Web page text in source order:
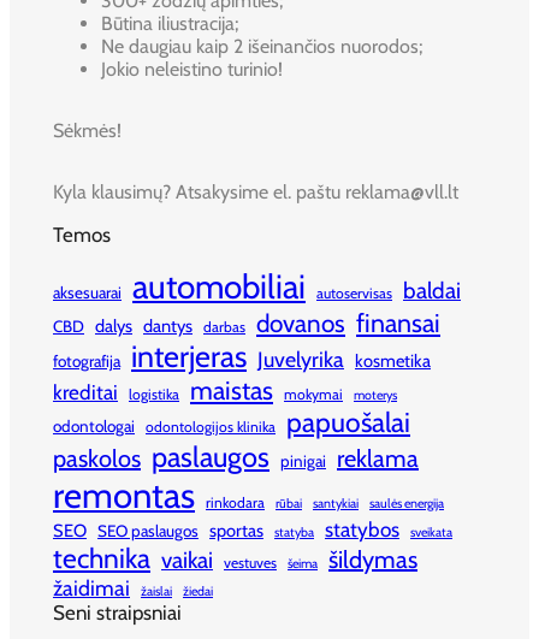
Būtina iliustracija;
Ne daugiau kaip 2 išeinančios nuorodos;
Jokio neleistino turinio!
Sėkmės!
Kyla klausimų? Atsakysime el. paštu reklama@vll.lt
Temos
aksesuarai automobiliai autoservisas baldai
CBD dalys dantys darbas dovanos finansai
fotografija interjeras Juvelyrika kosmetika
kreditai logistika maistas mokymai moterys
odontologai odontologijos klinika papuošalai
paskolos paslaugos pinigai reklama
remontas rinkodara rūbai santykiai saulės energija
SEO SEO paslaugos sportas statyba statybos sveikata
technika vaikai vestuves šeima šildymas
žaidimai žaislai žiedai
Seni straipsniai